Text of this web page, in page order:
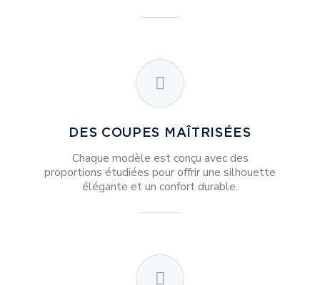
DES COUPES MAÎTRISÉES
Chaque modèle est conçu avec des
proportions étudiées pour offrir une silhouette
élégante et un confort durable.